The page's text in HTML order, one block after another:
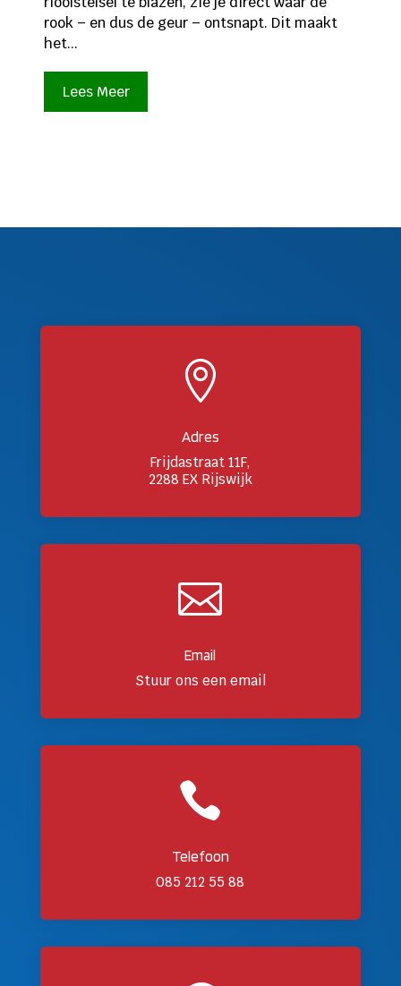
rook – en dus de geur – ontsnapt. Dit maakt
het...
Lees Meer

Adres
Frijdastraat 11F,
2288 EX Rijswijk

Email
Stuur ons een email

Telefoon
085 212 55 88